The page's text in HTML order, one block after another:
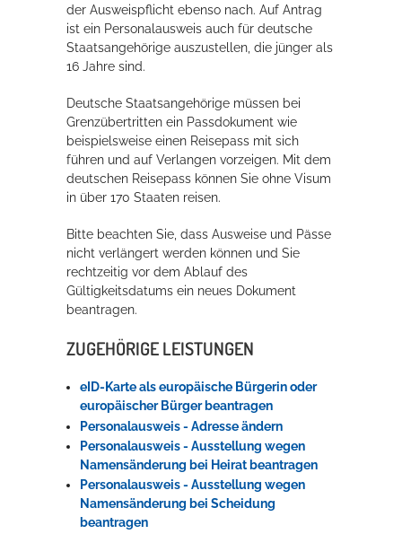
mehr dazu...
Erleben in Hockenheim
Spaß unter prickelnden Wasserfällen, das rauschende Meer im
Sprudelliege im Solebecken?
der Ausweispflicht ebenso nach. Auf Antrag
ist ein Personalausweis auch für deutsche
Staatsangehörige auszustellen, die jünger als
16 Jahre sind.
Deutsche Staatsangehörige müssen bei
Grenzübertritten ein Passdokument wie
beispielsweise einen Reisepass mit sich
führen und auf Verlangen vorzeigen. Mit dem
deutschen Reisepass können Sie ohne Visum
in über 170 Staaten reisen.
Bitte beachten Sie, dass Ausweise und Pässe
nicht verlängert werden können und Sie
rechtzeitig vor dem Ablauf des
Gültigkeitsdatums ein neues Dokument
beantragen.
ZUGEHÖRIGE LEISTUNGEN
eID-Karte als europäische Bürgerin oder
europäischer Bürger beantragen
Personalausweis - Adresse ändern
Personalausweis - Ausstellung wegen
Namensänderung bei Heirat beantragen
Personalausweis - Ausstellung wegen
Namensänderung bei Scheidung
beantragen